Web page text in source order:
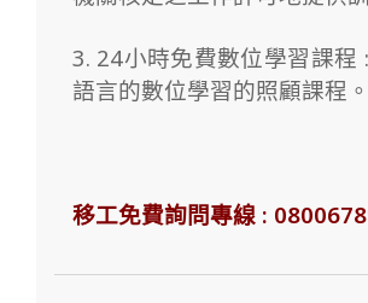
3. 24小時免費數位學習課程
語言的數位學習的照顧課程。
移工免費詢問專線 :